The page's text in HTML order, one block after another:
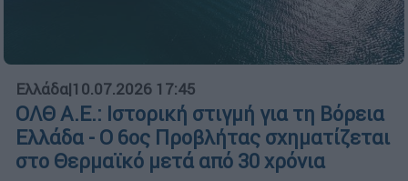
Ελλάδα|10.07.2026 17:45
ΟΛΘ Α.Ε.: Ιστορική στιγμή για τη Βόρεια
Ελλάδα - Ο 6ος Προβλήτας σχηματίζεται
στο Θερμαϊκό μετά από 30 χρόνια